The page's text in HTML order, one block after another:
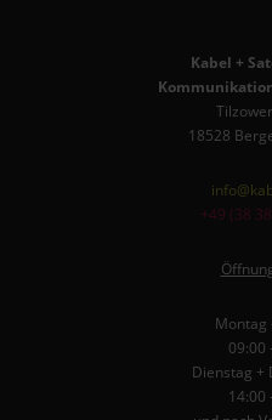
Kabel +
18528
+49 (38
Montag
09:00
Dienstag +
14:00